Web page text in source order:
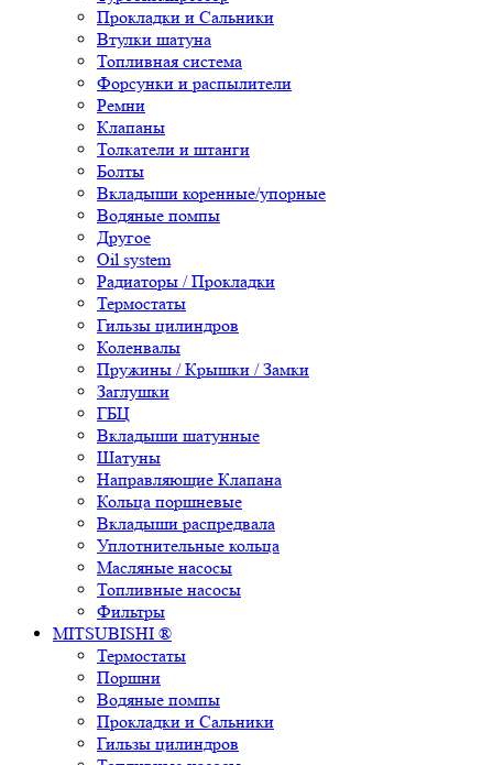
Прокладки и Сальники
Втулки шатуна
Топливная система
Форсунки и распылители
Ремни
Клапаны
Толкатели и штанги
Болты
Вкладыши коренные/упорные
Водяные помпы
Другое
Oil system
Радиаторы / Прокладки
Термостаты
Гильзы цилиндров
Коленвалы
Пружины / Крышки / Замки
Заглушки
ГБЦ
Вкладыши шатунные
Шатуны
Направляющие Клапана
Кольца поршневые
Вкладыши распредвала
Уплотнительные кольца
Масляные насосы
Топливные насосы
Фильтры
MITSUBISHI ®
Термостаты
Поршни
Водяные помпы
Прокладки и Сальники
Гильзы цилиндров